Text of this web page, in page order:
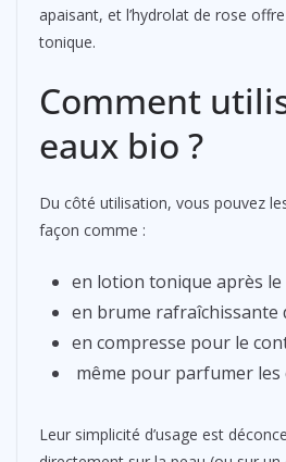
apaisant, et l’hydrolat de rose
tonique.
Comment
eaux bio ?
Du côté utilisation, vous pouvez
façon comme :
en lotion tonique après
en brume rafraîchissante
en compresse pour le
même pour parfumer les
Leur simplicité d’usage est